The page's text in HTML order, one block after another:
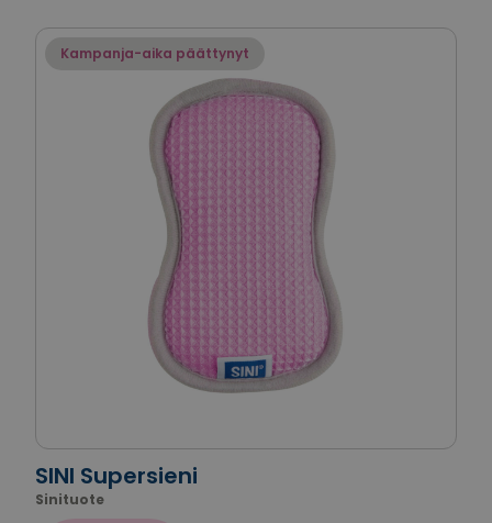
Kampanja-aika päättynyt
SINI Supersieni
Sinituote